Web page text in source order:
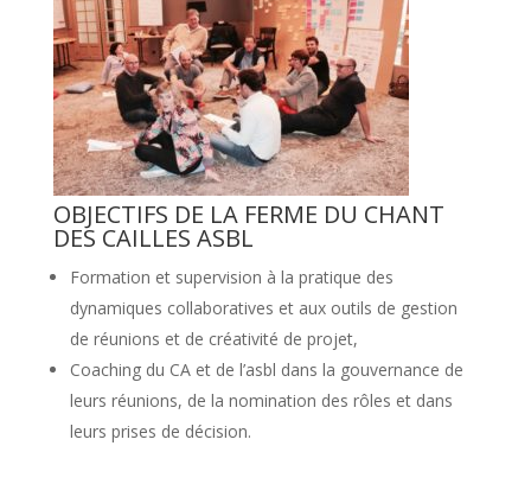
OBJECTIFS DE LA FERME DU CHANT
DES CAILLES ASBL
Formation et supervision à la pratique des
dynamiques collaboratives et aux outils de gestion
de réunions et de créativité de projet,
Coaching du CA et de l’asbl dans la gouvernance de
leurs réunions, de la nomination des rôles et dans
leurs prises de décision.